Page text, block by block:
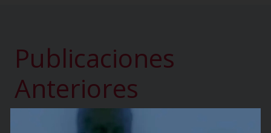
Publicaciones
Anteriores